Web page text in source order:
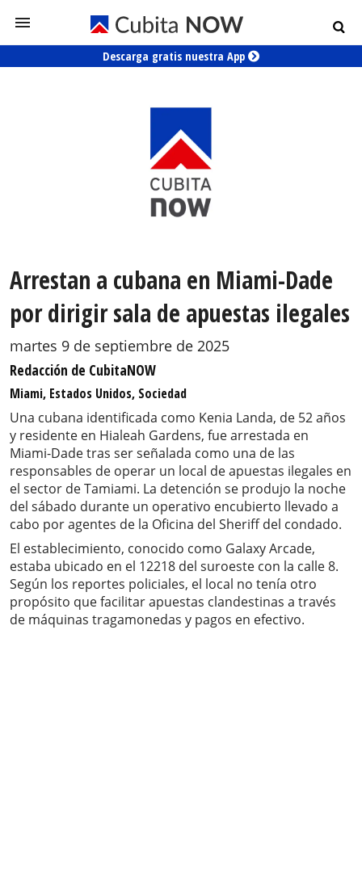
Descarga gratis nuestra App
Arrestan a cubana en Miami-Dade
por dirigir sala de apuestas ilegales
martes 9 de septiembre de 2025
Redacción de CubitaNOW
Miami, Estados Unidos, Sociedad
Una cubana identificada como Kenia Landa, de 52 años
y residente en Hialeah Gardens, fue arrestada en
Miami-Dade tras ser señalada como una de las
responsables de operar un local de apuestas ilegales en
el sector de Tamiami. La detención se produjo la noche
del sábado durante un operativo encubierto llevado a
cabo por agentes de la Oficina del Sheriff del condado.
El establecimiento, conocido como Galaxy Arcade,
estaba ubicado en el 12218 del suroeste con la calle 8.
Según los reportes policiales, el local no tenía otro
propósito que facilitar apuestas clandestinas a través
de máquinas tragamonedas y pagos en efectivo.